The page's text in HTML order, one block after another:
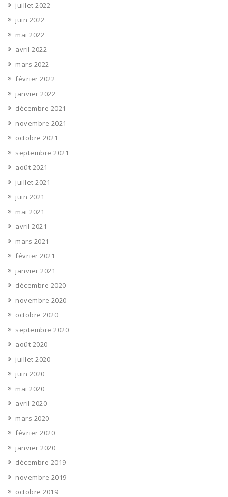
juillet 2022
juin 2022
mai 2022
avril 2022
mars 2022
février 2022
janvier 2022
décembre 2021
novembre 2021
octobre 2021
septembre 2021
août 2021
juillet 2021
juin 2021
mai 2021
avril 2021
mars 2021
février 2021
janvier 2021
décembre 2020
novembre 2020
octobre 2020
septembre 2020
août 2020
juillet 2020
juin 2020
mai 2020
avril 2020
mars 2020
février 2020
janvier 2020
décembre 2019
novembre 2019
octobre 2019